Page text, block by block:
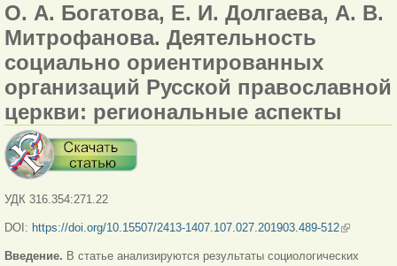
О. А. Богатова, Е. И. Долгаева, А. В.
Митрофановa. Деятельность
социально ориентированных
организаций Русской православной
церкви: региональные аспекты
УДК 316.354:271.22
DOI: https://doi.org/10.15507/2413-1407.107.027.201903.489-512(внешняя
Введение. В статье анализируются результаты социологических